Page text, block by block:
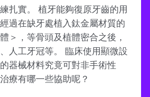
扎實。 植牙能夠復原牙齒的用
過在缺牙處植入鈦金屬材質的
＞，等骨頭及植體密合之後，
人工牙冠等。 臨床使用顯微設
器械材料究竟可對非手術性
療有哪一些協助呢？